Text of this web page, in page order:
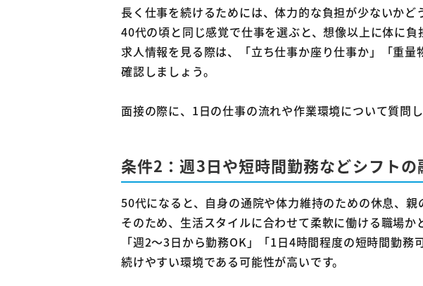
長く仕事を続けるためには、体力的な負担が少ないかど
40代の頃と同じ感覚で仕事を選ぶと、想像以上に体に負
求人情報を見る際は、「立ち仕事か座り仕事か」「重
確認しましょう。
面接の際に、1日の仕事の流れや作業環境について質問
条件2：週3日や短時間勤務などシフト
50代になると、自身の通院や体力維持のための休息、
そのため、生活スタイルに合わせて柔軟に働ける職場か
「週2～3日から勤務OK」「1日4時間程度の短時間勤
続けやすい環境である可能性が高いです。